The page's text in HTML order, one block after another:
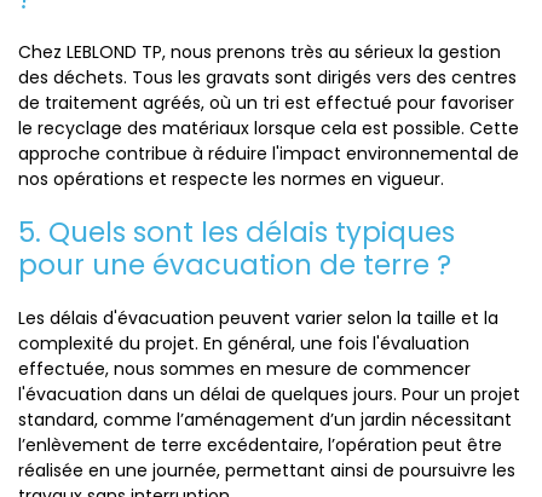
Chez LEBLOND TP, nous prenons très au sérieux la gestion
des déchets. Tous les gravats sont dirigés vers des centres
de traitement agréés, où un tri est effectué pour favoriser
le recyclage des matériaux lorsque cela est possible. Cette
approche contribue à réduire l'impact environnemental de
nos opérations et respecte les normes en vigueur.
5. Quels sont les délais typiques
pour une évacuation de terre ?
Les délais d'évacuation peuvent varier selon la taille et la
complexité du projet. En général, une fois l'évaluation
effectuée, nous sommes en mesure de commencer
l'évacuation dans un délai de quelques jours. Pour un projet
standard, comme l’aménagement d’un jardin nécessitant
l’enlèvement de terre excédentaire, l’opération peut être
réalisée en une journée, permettant ainsi de poursuivre les